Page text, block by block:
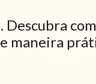
maneira